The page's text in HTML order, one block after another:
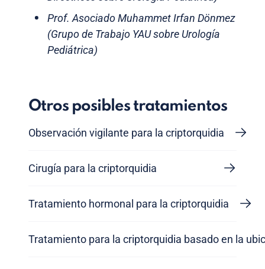
Prof. Asociado Muhammet Irfan Dönmez
(Grupo de Trabajo YAU sobre Urología
Pediátrica)
Otros posibles tratamientos
Observación vigilante para la criptorquidia
Cirugía para la criptorquidia
Tratamiento hormonal para la criptorquidia
Tratamiento para la criptorquidia basado en la